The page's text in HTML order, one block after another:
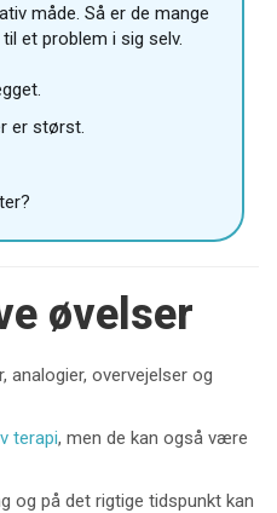
måde. Så er de mange
et problem i sig selv.
er størst.
øvelser
analogier, overvejelser og
terapi, men de kan også være
og på det rigtige tidspunkt kan